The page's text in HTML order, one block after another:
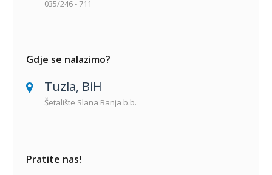
035/246 - 711
Gdje se nalazimo?
Tuzla, BiH
Šetalište Slana Banja b.b.
Pratite nas!